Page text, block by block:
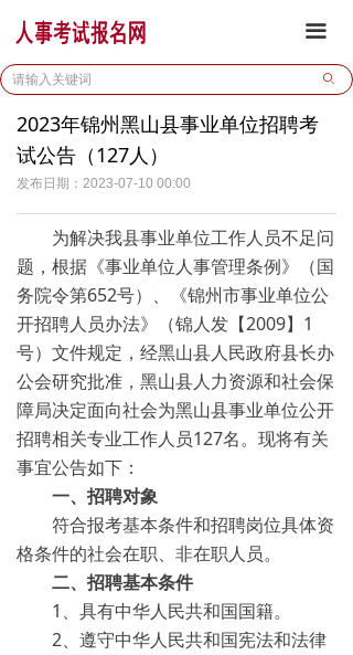
ꄙ
끀
首页
报名通道
公开招考
校园招聘
业务合作
2023年锦州黑山县事业单位招聘考
试公告（127人）
发布日期： 2023-07-10 00:00
为解决我县事业单位工作人员不足问
题，根据《事业单位人事管理条例》（国
务院令第652号）、《锦州市事业单位公
开招聘人员办法》（锦人发【2009】1
号）文件规定，经黑山县人民政府县长办
公会研究批准，黑山县人力资源和社会保
障局决定面向社会为黑山县事业单位公开
招聘相关专业工作人员127名。现将有关
事宜公告如下：
一、招聘对象
符合报考基本条件和招聘岗位具体资
格条件的社会在职、非在职人员。
二、招聘基本条件
1、具有中华人民共和国国籍。
2、遵守中华人民共和国宪法和法律